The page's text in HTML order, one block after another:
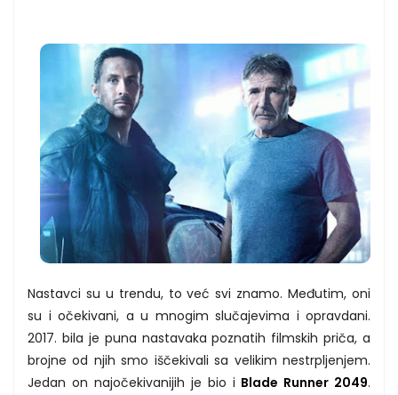
Nastavci su u trendu, to već svi znamo. Međutim, oni
su i očekivani, a u mnogim slučajevima i opravdani.
2017. bila je puna nastavaka poznatih filmskih priča, a
brojne od njih smo iščekivali sa velikim nestrpljenjem.
Jedan on najočekivanijih je bio i Blade Runner 2049.